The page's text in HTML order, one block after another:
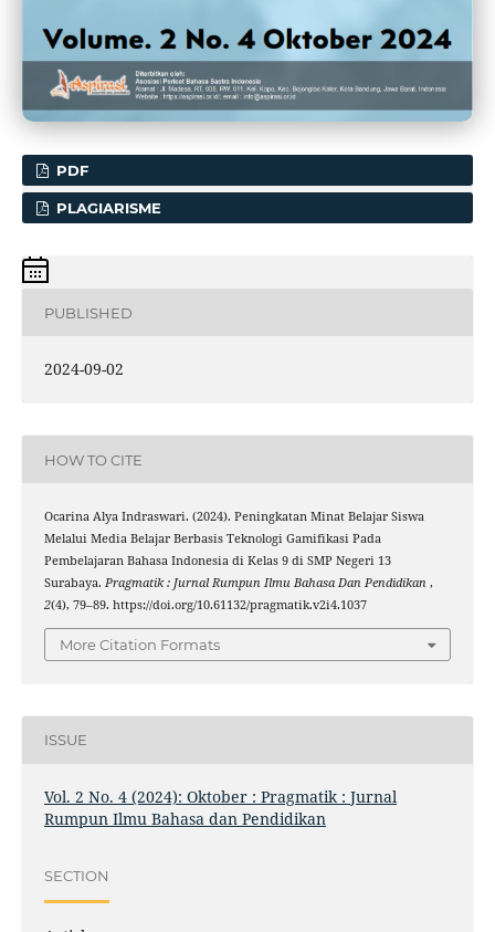
PDF
PLAGIARISME
PUBLISHED
2024-09-02
HOW TO CITE
Ocarina Alya Indraswari. (2024). Peningkatan Minat Belajar Siswa
Melalui Media Belajar Berbasis Teknologi Gamifikasi Pada
Pembelajaran Bahasa Indonesia di Kelas 9 di SMP Negeri 13
Surabaya. Pragmatik : Jurnal Rumpun Ilmu Bahasa Dan Pendidikan ,
2(4), 79–89. https://doi.org/10.61132/pragmatik.v2i4.1037
More Citation Formats
ISSUE
Vol. 2 No. 4 (2024): Oktober : Pragmatik : Jurnal
Rumpun Ilmu Bahasa dan Pendidikan
SECTION